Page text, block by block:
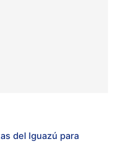
del Iguazú para